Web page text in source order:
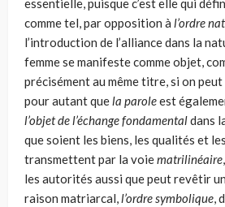
essentielle, puisque c’est elle qui
comme tel, par opposition à l’ordre
l’introduction de l’alliance dans la
femme se manifeste comme objet,
précisément au même titre, si on
pour autant quela paroleest
l’objet de l’échange fonda­mentaldans
que soient les biens, les qualités et
transmettent par la voiematrilinéaire
les autorités aussi que peut revêtir
raison matriarcal,l’ordre symbolique,